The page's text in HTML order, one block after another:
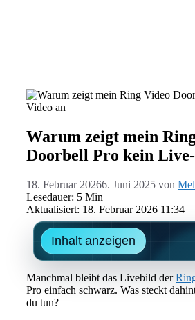
Warum zeigt mein
Doorbell Pro kein
18. Februar 20266. Juni 2025 von
Lesedauer: 5 Min
Aktualisiert: 18. Februar 2026 11:34
Inhalt anzeigen
Manchmal bleibt das Livebild der
Pro einfach schwarz. Was steckt
du tun?